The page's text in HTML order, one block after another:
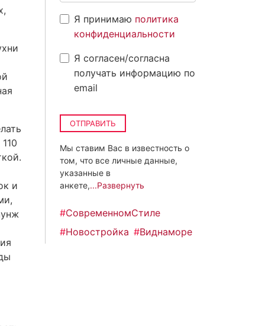
и
Я принимаю политика
конфиденциальности
Я согласен/согласна
получать информацию по
email
ОТПРАВИТЬ
Мы ставим Вас в известность о
том, что все личные данные,
указанные в
анкете,...Развернуть
#СовременномСтиле
#Новостройка #Виднаморе